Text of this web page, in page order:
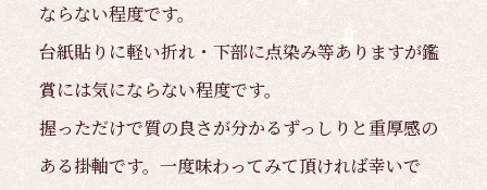
ならない程度です。
台紙貼りに軽い折れ・下部に点染み等ありますが鑑
賞には気にならない程度です。
握っただけで質の良さが分かるずっしりと重厚感の
ある掛軸です。一度味わってみて頂ければ幸いで